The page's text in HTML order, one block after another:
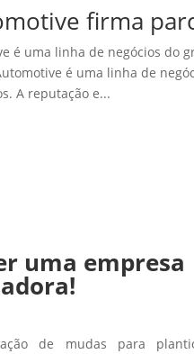
firma
é uma linha de negócios do
é uma linha de
A reputação e...
uma empresa
de mudas para